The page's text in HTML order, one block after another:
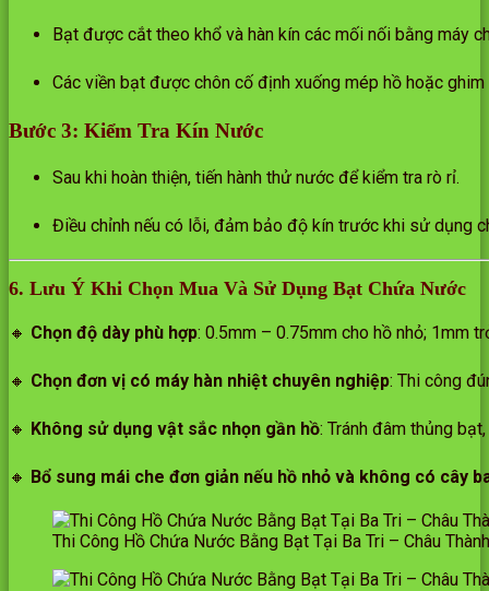
Bạt được cắt theo khổ và hàn kín các mối nối bằng máy
Các viền bạt được chôn cố định xuống mép hồ hoặc ghim
Bước 3: Kiểm Tra Kín Nước
Sau khi hoàn thiện, tiến hành thử nước để kiểm tra rò rỉ.
Điều chỉnh nếu có lỗi, đảm bảo độ kín trước khi sử dụng
6. Lưu Ý Khi Chọn Mua Và Sử Dụng Bạt Chứa Nước
🔸 Chọn độ dày phù hợp: 0.5mm – 0.75mm cho hồ nhỏ; 1mm
🔸 Chọn đơn vị có máy hàn nhiệt chuyên nghiệp: Thi công
🔸 Không sử dụng vật sắc nhọn gần hồ: Tránh đâm thủng
🔸 Bổ sung mái che đơn giản nếu hồ nhỏ và không có cây
Thi Công Hồ Chứa Nước Bằng Bạt Tại Ba Tri – Châu Thành